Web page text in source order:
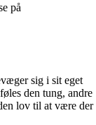
på
sig i sit eget
den tung, andre
lov til at være der